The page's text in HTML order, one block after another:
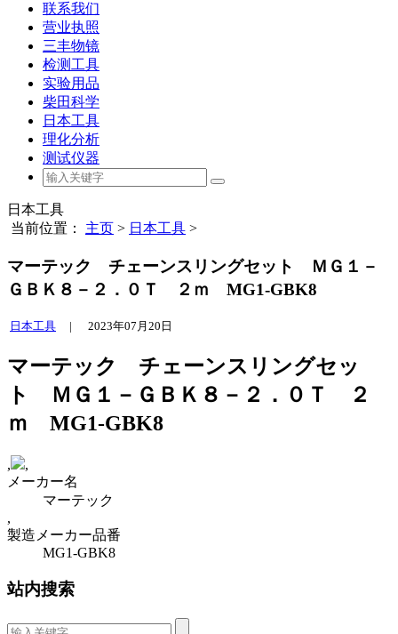
联系我们
营业执照
三丰物镜
检测工具
实验用品
柴田科学
日本工具
理化分析
测试仪器
日本工具
当前位置： 主页 > 日本工具 >
マーテック チェーンスリングセット ＭＧ１－
ＧＢＫ８－２．０Ｔ ２ｍ MG1-GBK8
日本工具 | 2023年07月20日
マーテック チェーンスリングセッ
ト ＭＧ１－ＧＢＫ８－２．０Ｔ ２
ｍ MG1-GBK8
,
,
メーカー名
マーテック
,
製造メーカー品番
MG1-GBK8
站内搜索